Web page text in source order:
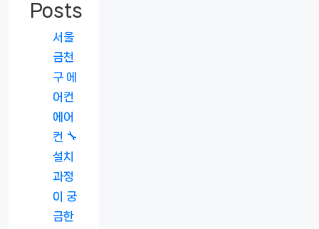
Posts
서울
금천
구 에
어컨
에어
컨 🔧
설치
과정
이 궁
금한